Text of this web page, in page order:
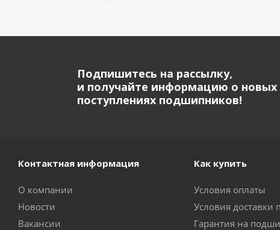
Подпишитесь на рассылку,
и получайте информацию о новых
поступлениях подшипников!
Контактная информация
О компании
Новости
Вакансии
Как купить
Условия оплаты
Условия
Гарантия на